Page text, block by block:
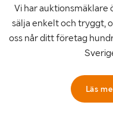
Vi har auktionsmäklare
sälja enkelt och tryggt,
oss når ditt företag
Läs